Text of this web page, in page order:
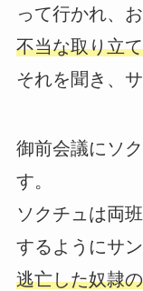
って行かれ、
不当な取り立
それを聞き、
御前会議にソ
す。
ソクチュは両
するようにサ
逃亡した奴隷